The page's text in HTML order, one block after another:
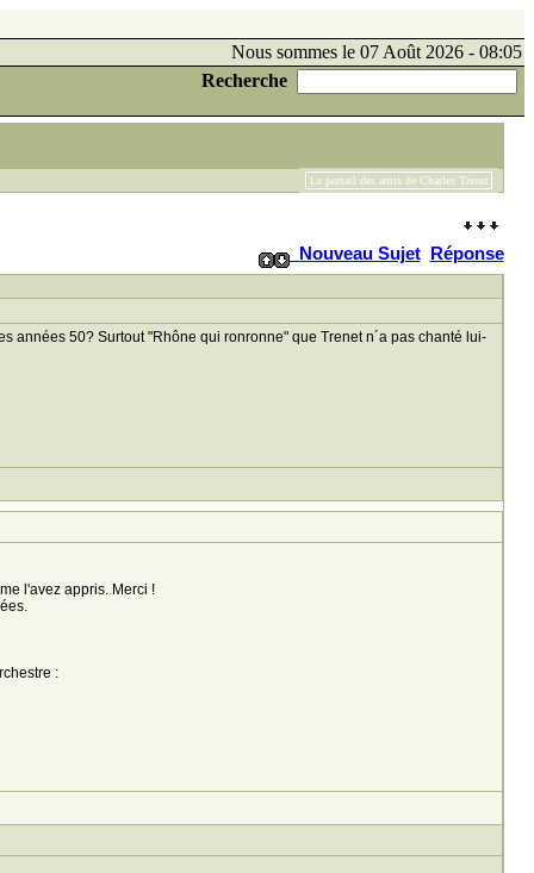
Nous sommes le 07 Août 2026 - 08:05
Recherche
Le portail des amis de Charles Trenet
Nouveau Sujet Réponse
années 50? Surtout "Rhône qui ronronne" que Trenet n´a pas chanté lui-
l'avez appris. Merci !
: